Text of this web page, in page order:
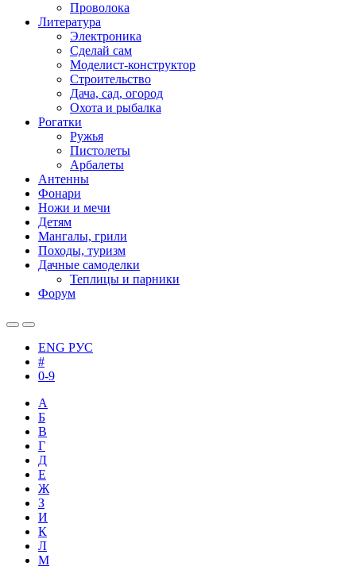
Проволока
Литература
Электроника
Сделай сам
Моделист-конструктор
Строительство
Дача, сад, огород
Охота и рыбалка
Рогатки
Ружья
Пистолеты
Арбалеты
Антенны
Фонари
Ножи и мечи
Детям
Мангалы, грили
Походы, туризм
Дачные самоделки
Теплицы и парники
Форум
ENG РУС
#
0-9
А
Б
В
Г
Д
Е
Ж
З
И
К
Л
М